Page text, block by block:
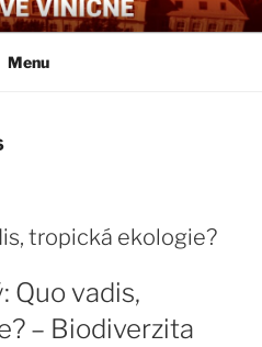
VE
a obecnější biologická témata
Menu
tropická ekologie?
Quo vadis,
– Biodiverzita